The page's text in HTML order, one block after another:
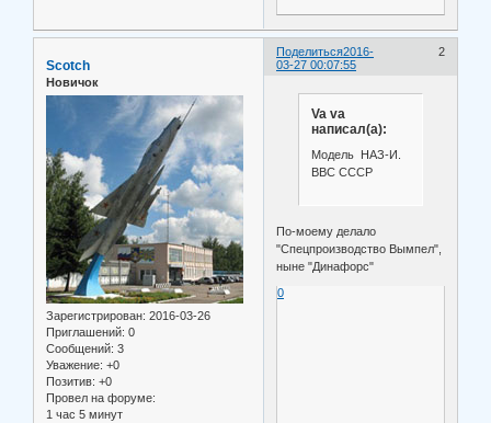
Поделиться 2
2016-
03-27 00:07:55
Scotch
Новичок
Зарегистрирован: 2016-03-26
Приглашений: 0
Сообщений: 3
Уважение: +0
Позитив: +0
Провел на форуме:
1 час 5 минут
Va va
написал(а):
Модель НАЗ-И.
ВВС СССР
По-моему делало
"Спецпроизводство Вымпел",
ныне "Динафорс"
0